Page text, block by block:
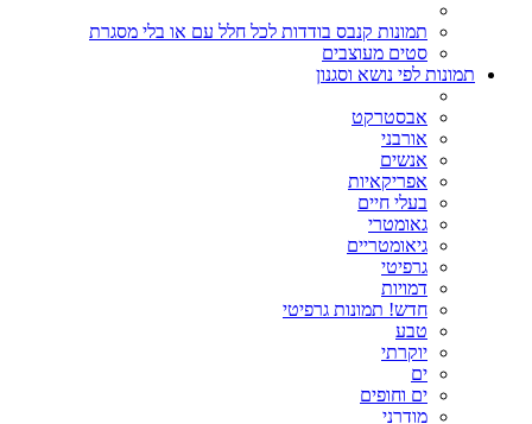
תמונות קנבס בודדות לכל חלל עם או בלי מסגרת
סטים מעוצבים
תמונות לפי נושא וסגנון
אבסטרקט
אורבני
אנשים
אפריקאיות
בעלי חיים
גאומטרי
גיאומטריים
גרפיטי
דמויות
חדש! תמונות גרפיטי
טבע
יוקרתי
ים
ים וחופים
מודרני